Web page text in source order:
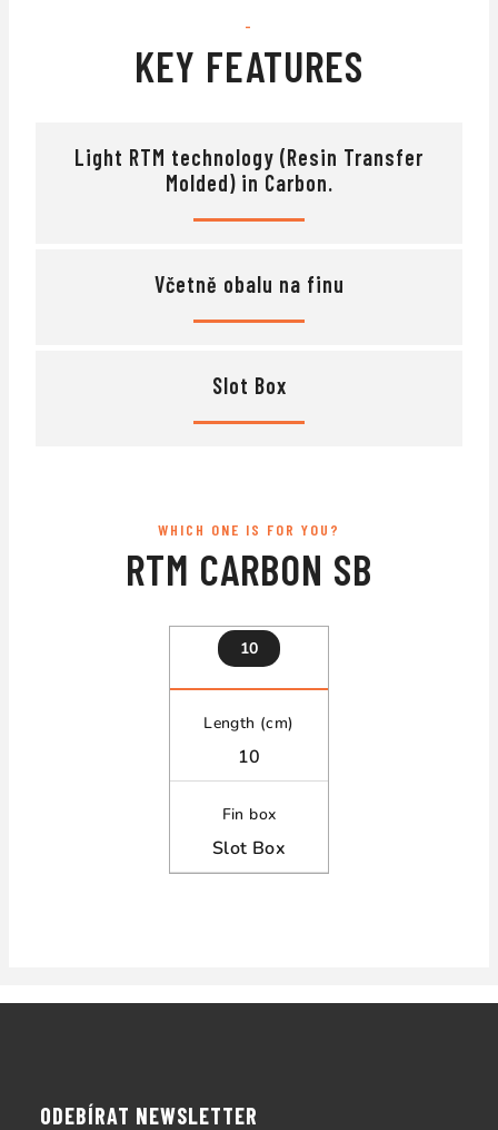
-
KEY FEATURES
Light RTM technology (Resin Transfer
Molded) in Carbon.
Včetně obalu na finu
Slot Box
WHICH ONE IS FOR YOU?
RTM CARBON SB
10
Length (cm)
10
Fin box
Slot Box
ODEBÍRAT NEWSLETTER